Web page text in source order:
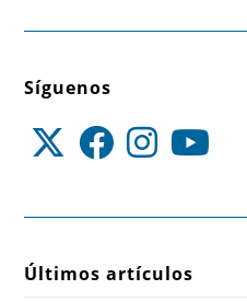
Síguenos
Últimos artículos